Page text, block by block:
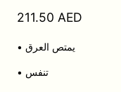
211.50 AED
• يمتص العرق
• تنفس